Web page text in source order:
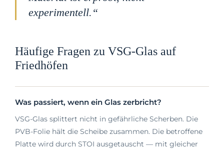
experimentell.“
Häufige Fragen zu VSG-Glas auf
Friedhöfen
Was passiert, wenn ein Glas zerbricht?
VSG-Glas splittert nicht in gefährliche Scherben. Die
PVB-Folie hält die Scheibe zusammen. Die betroffene
Platte wird durch STOI ausgetauscht — mit gleicher